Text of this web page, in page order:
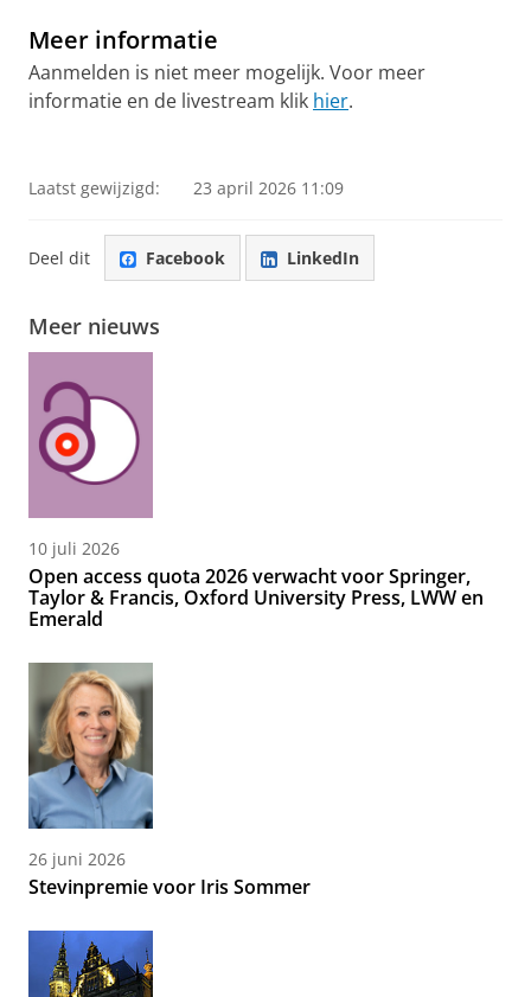
Meer informatie
Aanmelden is niet meer mogelijk. Voor meer
informatie en de livestream klik hier.
Sustainable innovation with a green operation - Schelto
Laatst gewijzigd: 23 april 2026 11:09
Deel dit Facebook LinkedIn
Meer nieuws
10 juli 2026
Open access quota 2026 verwacht voor Springer,
Taylor & Francis, Oxford University Press, LWW en
Emerald
26 juni 2026
Stevinpremie voor Iris Sommer